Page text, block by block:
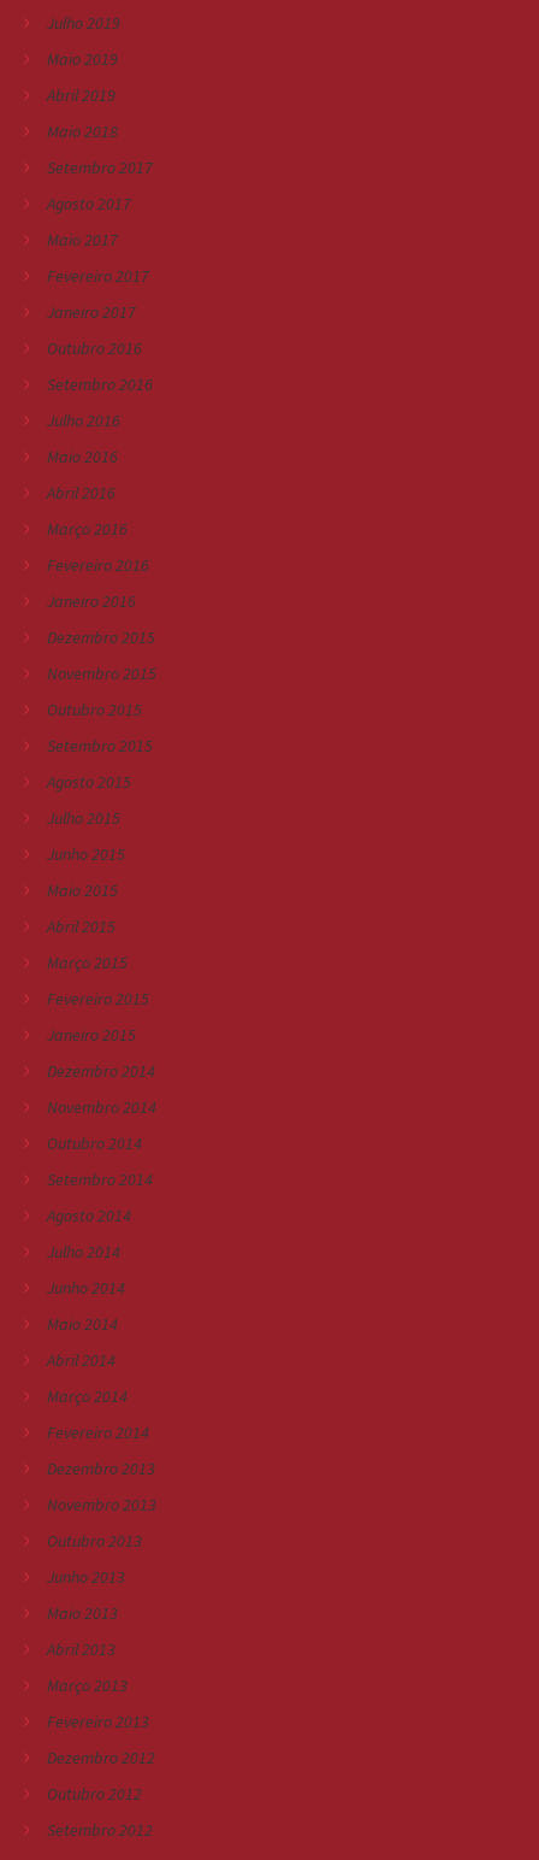
Julho 2019
Maio 2019
Abril 2019
Maio 2018
Setembro 2017
Agosto 2017
Maio 2017
Fevereiro 2017
Janeiro 2017
Outubro 2016
Setembro 2016
Julho 2016
Maio 2016
Abril 2016
Março 2016
Fevereiro 2016
Janeiro 2016
Dezembro 2015
Novembro 2015
Outubro 2015
Setembro 2015
Agosto 2015
Julho 2015
Junho 2015
Maio 2015
Abril 2015
Março 2015
Fevereiro 2015
Janeiro 2015
Dezembro 2014
Novembro 2014
Outubro 2014
Setembro 2014
Agosto 2014
Julho 2014
Junho 2014
Maio 2014
Abril 2014
Março 2014
Fevereiro 2014
Dezembro 2013
Novembro 2013
Outubro 2013
Junho 2013
Maio 2013
Abril 2013
Março 2013
Fevereiro 2013
Dezembro 2012
Outubro 2012
Setembro 2012